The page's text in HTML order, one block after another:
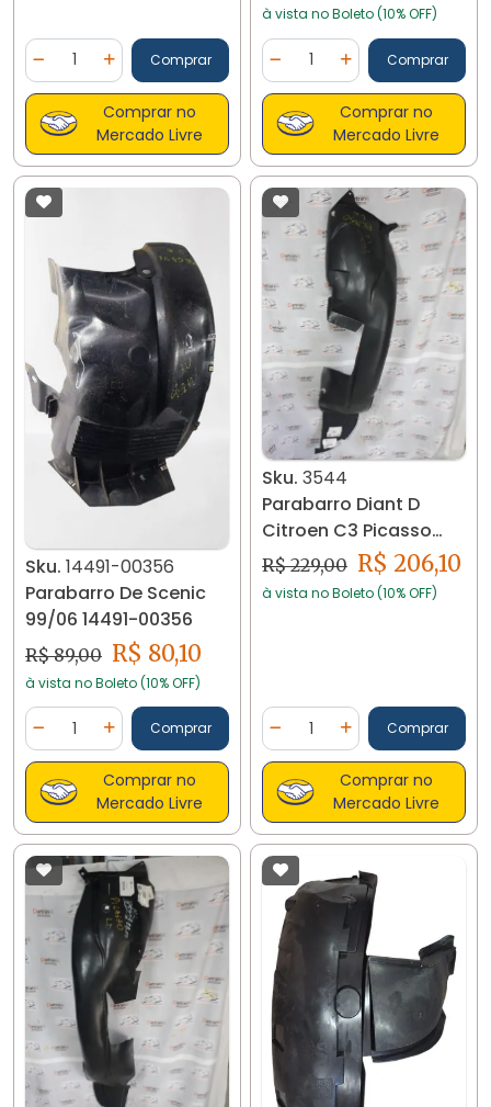
Diminuir Quantidade
Quantidade
Adicionar Quantidade
Comprar
Comprar no
Mercado Livre
à vista no Boleto (10% OFF)
Diminuir Quantidade
Quantidade
AdicionarComprar
Comprar no
Mercado Livre
Sku. 14491-00356
Parabarro De Scenic
99/06 14491-00356
R$ 89,00 R$ 80,10
à vista no Boleto (10% OFF)
Diminuir Quantidade
Quantidade
Adicionar Quantidade
Comprar
Comprar no
Mercado Livre
Sku. 3544
Parabarro Diant D
Citroen C3 Picasso
2009/2013 3543
R$ 229,00 R$ 206,10
à vista no Boleto (10% OFF)
Diminuir Quantidade
Quantidade
AdicionarComprar
Comprar no
Mercado Livre